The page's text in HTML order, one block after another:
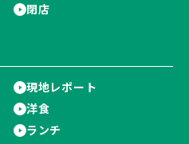
閉店
現地レポート
洋食
ランチ